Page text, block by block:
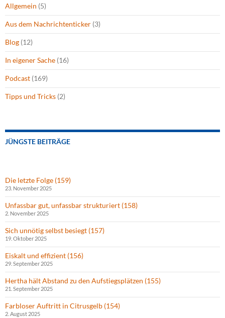
Allgemein (5)
Aus dem Nachrichtenticker (3)
Blog (12)
In eigener Sache (16)
Podcast (169)
Tipps und Tricks (2)
JÜNGSTE BEITRÄGE
Die letzte Folge (159)
23. November 2025
Unfassbar gut, unfassbar strukturiert (158)
2. November 2025
Sich unnötig selbst besiegt (157)
19. Oktober 2025
Eiskalt und effizient (156)
29. September 2025
Hertha hält Abstand zu den Aufstiegsplätzen (155)
21. September 2025
Farbloser Auftritt in Citrusgelb (154)
2. August 2025